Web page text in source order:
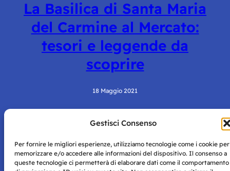
Gestisci Consenso
Per fornire le migliori esperienze, utilizziamo tecnologie come i cookie per
memorizzare e/o accedere alle informazioni del dispositivo. Il consenso a
queste tecnologie ci permetterà di elaborare dati come il comportamento
La Basilica di Santa Maria
del Carmine al Mercato:
tesori e leggende da
scoprire
18 Maggio 2021